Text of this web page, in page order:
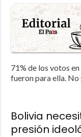
71% de los votos
fueron para ella. No
Bolivia
presión